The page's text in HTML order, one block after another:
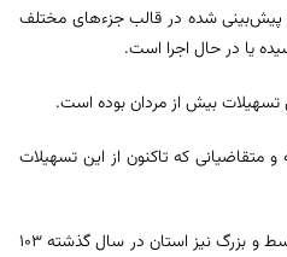
از مجموع دو هزار و ۴۰۰ میلیارد تومان منابع پیش‌بینی شده در قالب جزءهای مختلف
بخش اختصاص یافته و متقاضیانی که تاکنون از این تسهیلات
معاون هماهنگی امور اقتصادی استانداری خراسان جنوبی گفت: در بخش واحدهای تولیدی متوسط و بزرگ نیز استان در سال گذشته ۱۰۳